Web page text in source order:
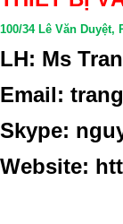
100/34 Lê Văn Duyệt,
LH: Ms
Email:
Skype:
Website: